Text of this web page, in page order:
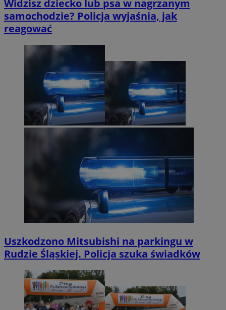
Widzisz dziecko lub psa w nagrzanym
samochodzie? Policja wyjaśnia, jak
reagować
Uszkodzono Mitsubishi na parkingu w
Rudzie Śląskiej. Policja szuka świadków